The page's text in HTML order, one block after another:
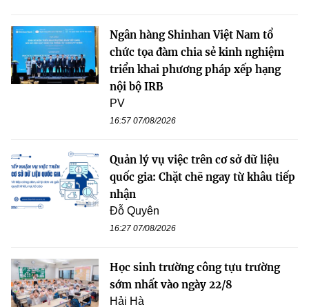
Ngân hàng Shinhan Việt Nam tổ
chức tọa đàm chia sẻ kinh nghiệm
triển khai phương pháp xếp hạng
nội bộ IRB
PV
16:57 07/08/2026
Quản lý vụ việc trên cơ sở dữ liệu
quốc gia: Chặt chẽ ngay từ khâu tiếp
nhận
Đỗ Quyên
16:27 07/08/2026
Học sinh trường công tựu trường
sớm nhất vào ngày 22/8
Hải Hà